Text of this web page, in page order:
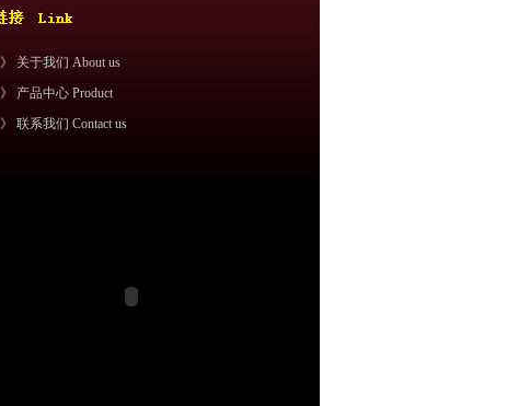
》 关于我们 About us
》 产品中心 Product
》 联系我们 Contact us